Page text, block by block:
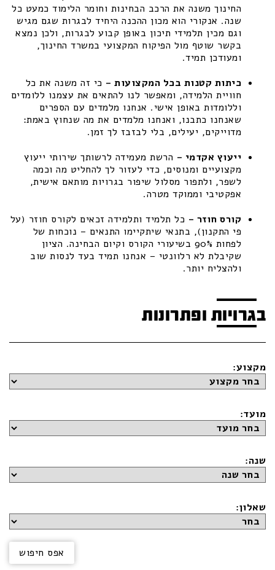
החינוך משנה את הרכב הבחינות וחומר הלימוד כמעט כל
שנה. אנקורי הוא מכון ההכנה היחיד לבגרות שגם מגיש
וגם מכין תלמידי תיכון באופן קבוע לבגרות, ולכן נמצא
בקשר שוטף מול הפיקוח המקצועי במשרד החינוך,
ומעודכן תמיד.
כיתות קטנות בכל המקצועות – כי זה משנה את כל
חוויית הלמידה, ומאפשר לנו להתאים את עצמנו ללומדים
וללומדות באופן אישי. אנחנו מלמדים עם הספרים
שאנחנו כתבנו, ואנחנו מלמדים את מה שנחוץ באמת:
מדוייקים, יעילים, בלי לבזבז לך זמן.
ייעוץ אקדמי – הרשת מעמידה לרשותך שירותי ייעוץ
מקצועיים ומנוסים, כדי לעזור לך להחליט מה וכמה
לשפר, ולתפור מסלול שיפור בגרויות מותאם אישית,
אפקטיבי וממוקד מטרה.
קורס חוזר – כל תלמיד ותלמידה זכאים לקורס חוזר (על
פי התקנון), בתנאי שיתקיימו התנאים – נוכחות של
לפחות 90% בשיעורי הקורס וקיום הבחינה. הציון
שקיבלת לא רלוונטי – אנחנו תמיד בעד לנסות שוב
ולהצליח יותר.
בגרויות ופתרונות
מקצוע:
מועד:
שנה:
שאלון: